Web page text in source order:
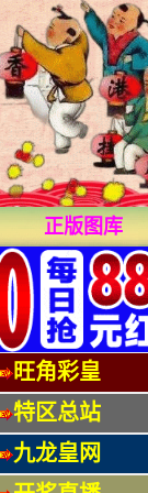
正版图库
旺角彩皇
特区总站
九龙皇网